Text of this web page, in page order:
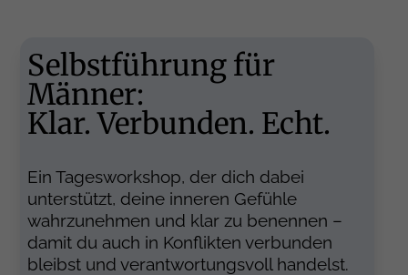
Selbstführung für
Männer:
Klar. Verbunden. Echt.
Ein Tagesworkshop, der dich dabei
unterstützt, deine inneren Gefühle
wahrzunehmen und klar zu benennen –
damit du auch in Konflikten verbunden
bleibst und verantwortungs­voll handelst.